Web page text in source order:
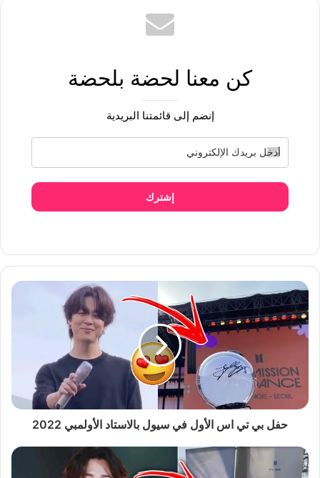
كن معنا لحضة بلحضة
إنضم إلى قائمتنا البريدية
إشترك
حفل بي تي اس الأول في سيول بالاستاد الأولمبي 2022